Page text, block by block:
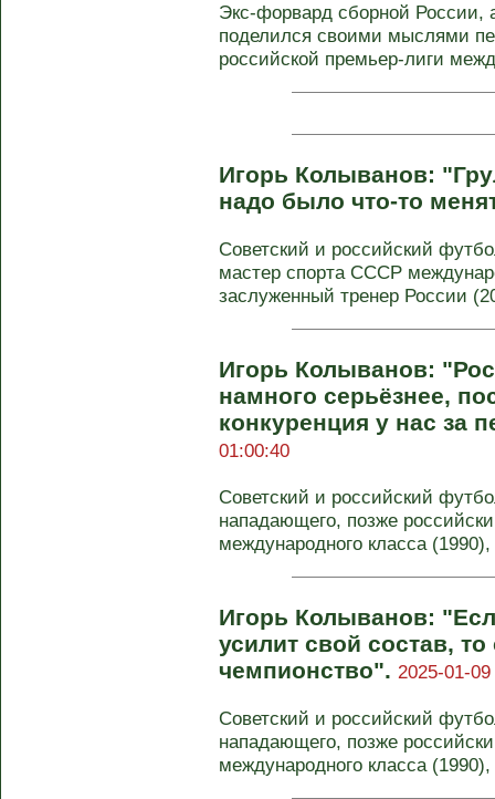
Экс-форвард сборной России,
поделился своими мыслями
российской премьер-лиги
Игорь Колыванов:
надо было что-то
Советский и российский
мастер спорта СССР
заслуженный тренер России
Игорь Колыванов:
намного серьёзнее,
конкуренция у нас за
01:00:40
Советский и российский
нападающего, позже
международного класса
Игорь Колыванов:
усилит свой состав,
чемпионство". 2025-01-
Советский и российский
нападающего, позже
международного класса